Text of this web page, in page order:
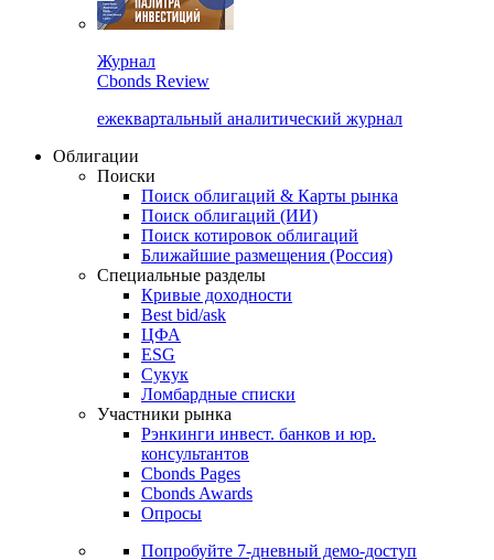
Cbonds Review
ежеквартальный аналитический журнал
Облигации
Поиски
Поиск облигаций & Карты рынка
Поиск облигаций (ИИ)
Поиск котировок облигаций
Ближайшие размещения (Россия)
Специальные разделы
Кривые доходности
Best bid/ask
ЦФА
ESG
Сукук
Ломбардные списки
Участники рынка
Рэнкинги инвест. банков и юр.
Cbonds Pages